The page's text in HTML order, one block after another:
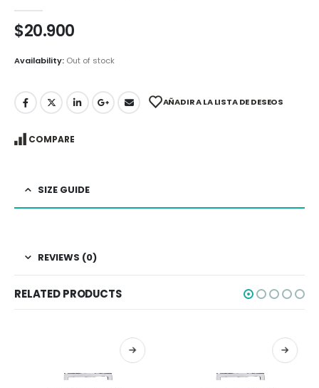
$20.900
Availability: Out of stock
AÑADIR A LA LISTA DE DESEOS
COMPARE
SIZE GUIDE
REVIEWS (0)
RELATED PRODUCTS